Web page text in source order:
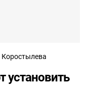
установить